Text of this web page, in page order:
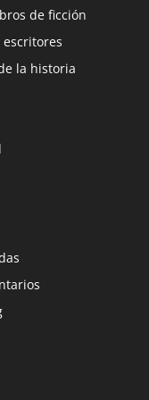
de ficción
escritores
la historia